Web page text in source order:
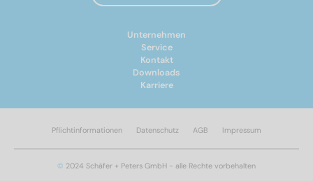
Unternehmen
Service
Kontakt
Downloads
Karriere
© 2024 Schäfer + Peters GmbH - alle Rechte vorbehalten
Pflichtinformationen Datenschutz AGB Impressum